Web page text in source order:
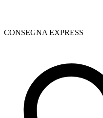
CONSEGNA EXPRESS